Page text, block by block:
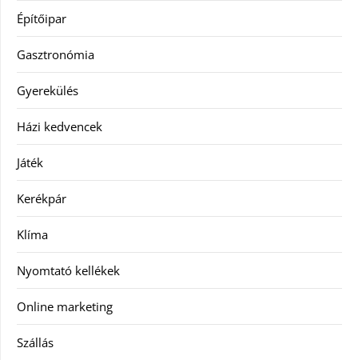
Építőipar
Gasztronómia
Gyerekülés
Házi kedvencek
Játék
Kerékpár
Klíma
Nyomtató kellékek
Online marketing
Szállás